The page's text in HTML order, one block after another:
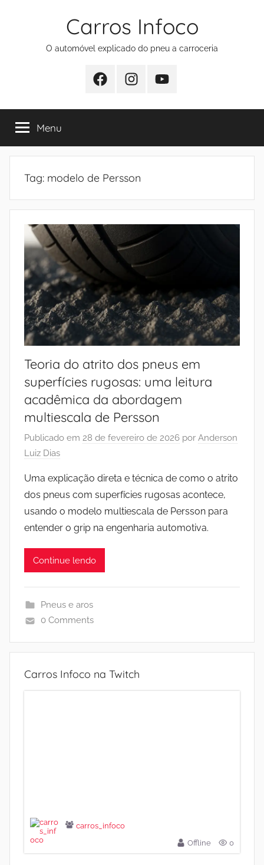
Carros Infoco
O automóvel explicado do pneu a carroceria
FacebookInstagramYoutube
Menu
Tag: modelo de Persson
Teoria do atrito dos pneus em
superfícies rugosas: uma leitura
acadêmica da abordagem
multiescala de Persson
Publicado em 28 de fevereiro de 2026 por Anderson
Luiz Dias
Uma explicação direta e técnica de como o atrito
dos pneus com superfícies rugosas acontece,
usando o modelo multiescala de Persson para
entender o grip na engenharia automotiva.
Continue lendo
Pneus e aros
0 Comments
Carros Infoco na Twitch
carros_infoco
Offline
0